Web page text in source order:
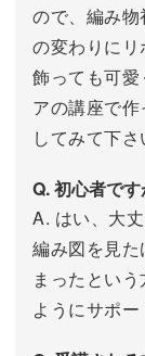
ので、編み
の変わりに
飾っても可
アの講座で
してみて下さ
Q. 初心者で
A. はい、大
編み図を見
まったとい
ようにサポー